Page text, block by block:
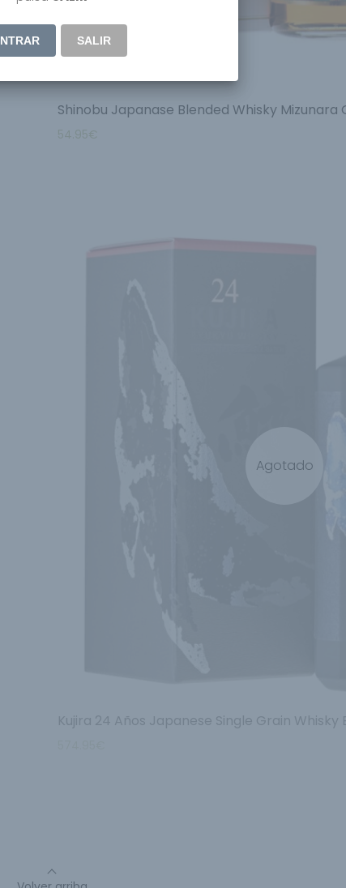
Shinobu Japanase Blended Whisky Mizunara
54.95€
Agotado
Kujira 24 Años Japanese Single Grain
SALIR